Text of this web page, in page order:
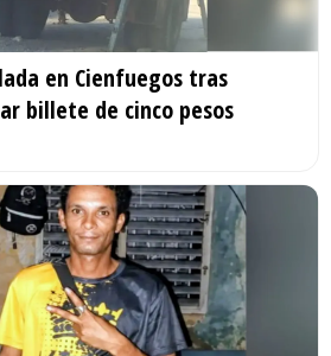
en Cienfuegos tras
billete de cinco pesos